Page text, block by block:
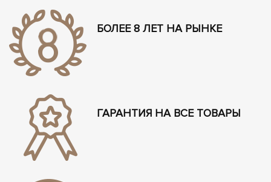
БОЛЕЕ 8 ЛЕТ НА РЫНКЕ
ГАРАНТИЯ НА ВСЕ ТОВАРЫ